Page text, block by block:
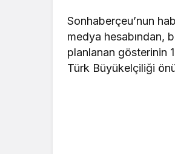
Sonhaberçeu’nun
medya hesabından,
planlanan gösterinin
Türk Büyükelçiliği